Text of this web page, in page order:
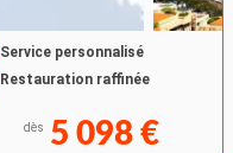
Service personnalisé
Restauration raffinée
dès 5 098 €